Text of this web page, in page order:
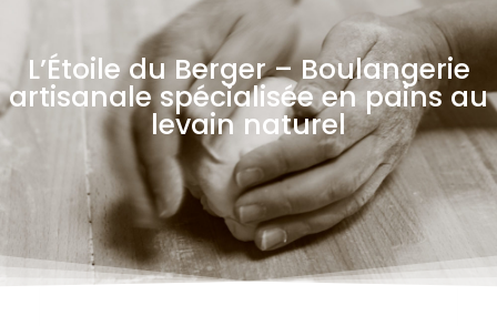
L’Étoile du Berger – Boulangerie
artisanale spécialisée en pains au
levain naturel